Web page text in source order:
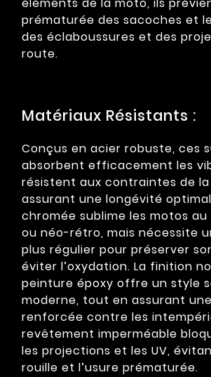
éléments de la moto, ils
prématurée des sacoches et
des éclaboussures et des
route.
Matériaux Résistants :
Conçus en acier robuste, ces
absorbent efficacement les
résistent aux contraintes de
assurant une longévité
chromée sublime les motos
ou néo-rétro, mais nécessite
plus régulier pour préserver
éviter l’oxydation. La finition
peinture époxy offre un style
moderne, tout en assurant
renforcée contre les
revêtement imperméable
les projections et les UV,
rouille et l’usure prématurée.